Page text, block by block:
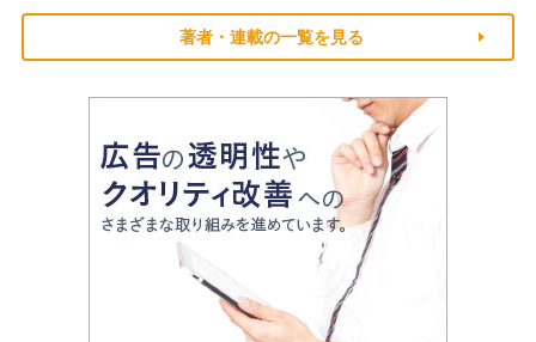
著者・連載の一覧を見る